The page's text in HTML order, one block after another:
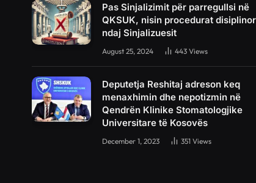
Pas Sinjalizimit për parregullsi në
QKSUK, nisin procedurat
ndaj Sinjalizuesit
August 25, 2024 443 Views
Deputetja Reshitaj adreson keq
menaxhimin dhe nepotizmin në
Qendrën Klinike Stomatologjike
Universitare të Kosovës
December 1, 2023 351 Views